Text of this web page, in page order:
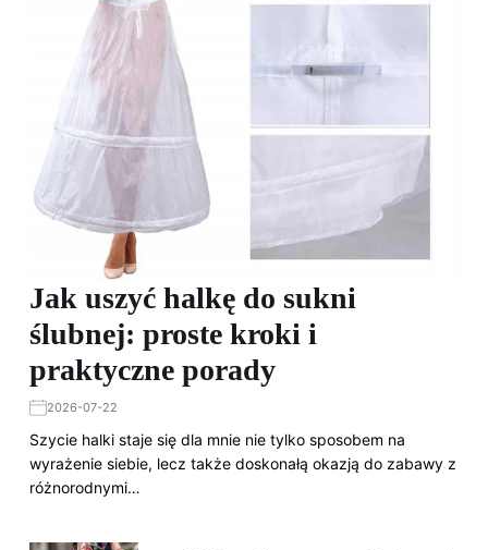
Jak uszyć halkę do sukni
ślubnej: proste kroki i
praktyczne porady
2026-07-22
Szycie halki staje się dla mnie nie tylko sposobem na
wyrażenie siebie, lecz także doskonałą okazją do zabawy z
różnorodnymi…